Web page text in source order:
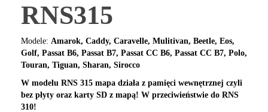
RNS315
Modele: Amarok, Caddy, Caravelle, Mulitivan, Beetle, Eos,
Golf, Passat B6, Passat B7, Passat CC B6, Passat CC B7, Polo,
Touran, Tiguan, Sharan, Sirocco
W modelu RNS 315 mapa działa z pamięci wewnętrznej czyli
bez płyty oraz karty SD z mapą! W przeciwieństwie do RNS
310!